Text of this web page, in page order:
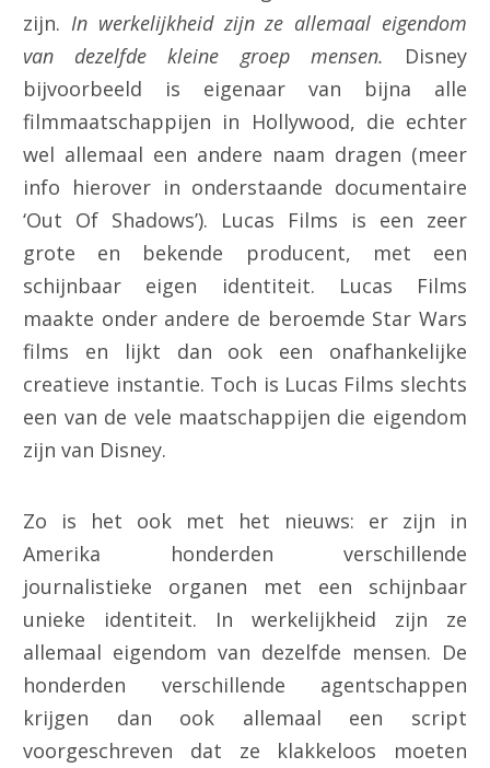
zijn. In werkelijkheid zijn ze allemaal eigendom
van dezelfde kleine groep mensen. Disney
bijvoorbeeld is eigenaar van bijna alle
filmmaatschappijen in Hollywood, die echter
wel allemaal een andere naam dragen (meer
info hierover in onderstaande documentaire
‘Out Of Shadows’). Lucas Films is een zeer
grote en bekende producent, met een
schijnbaar eigen identiteit. Lucas Films
maakte onder andere de beroemde Star Wars
films en lijkt dan ook een onafhankelijke
creatieve instantie. Toch is Lucas Films slechts
een van de vele maatschappijen die eigendom
zijn van Disney.
Zo is het ook met het nieuws: er zijn in
Amerika honderden verschillende
journalistieke organen met een schijnbaar
unieke identiteit. In werkelijkheid zijn ze
allemaal eigendom van dezelfde mensen. De
honderden verschillende agentschappen
krijgen dan ook allemaal een script
voorgeschreven dat ze klakkeloos moeten